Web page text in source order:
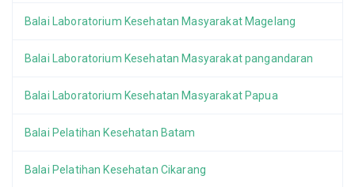
Balai Laboratorium Kesehatan Masyarakat Magelang
Balai Laboratorium Kesehatan Masyarakat pangandaran
Balai Laboratorium Kesehatan Masyarakat Papua
Balai Pelatihan Kesehatan Batam
Balai Pelatihan Kesehatan Cikarang